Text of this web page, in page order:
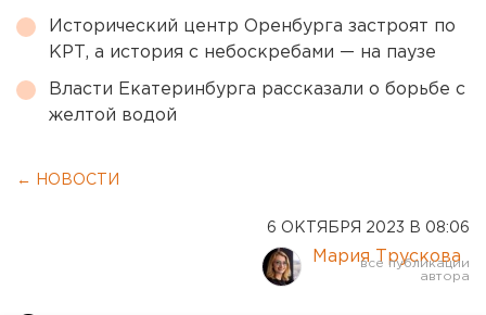
Исторический центр Оренбурга застроят по
КРТ, а история с небоскребами — на паузе
Власти Екатеринбурга рассказали о борьбе с
желтой водой
← НОВОСТИ
6 ОКТЯБРЯ 2023 В 08:06
Мария Трускова